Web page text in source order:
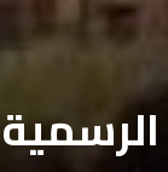
الرسمية